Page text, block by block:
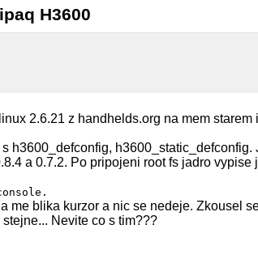
H3600
2.6.21 z handhelds.org na mem starem
h3600_defconfig, h3600_static_defconfig.
a 0.7.2. Po pripojeni root fs jadro vypise
me blika kurzor a nic se nedeje. Zkousel
Nevite co s tim???